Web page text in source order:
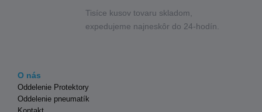
Tisíce kusov tovaru skladom,
expedujeme najneskôr do 24-hodín.
O nás
Oddelenie Protektory
Oddelenie pneumatík
Kontakt